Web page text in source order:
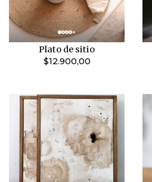
Plato de sitio
$12.900,00